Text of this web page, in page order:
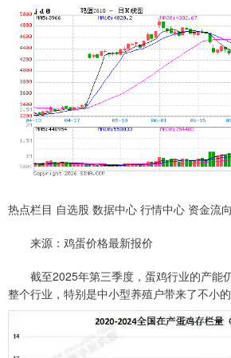
热点栏目 自选股 数据中心 行情中心 资金流
来源：鸡蛋价格最新报价
截至2025年第三季度，蛋鸡行业的产能
整个行业，特别是中小型养殖户带来了不小的